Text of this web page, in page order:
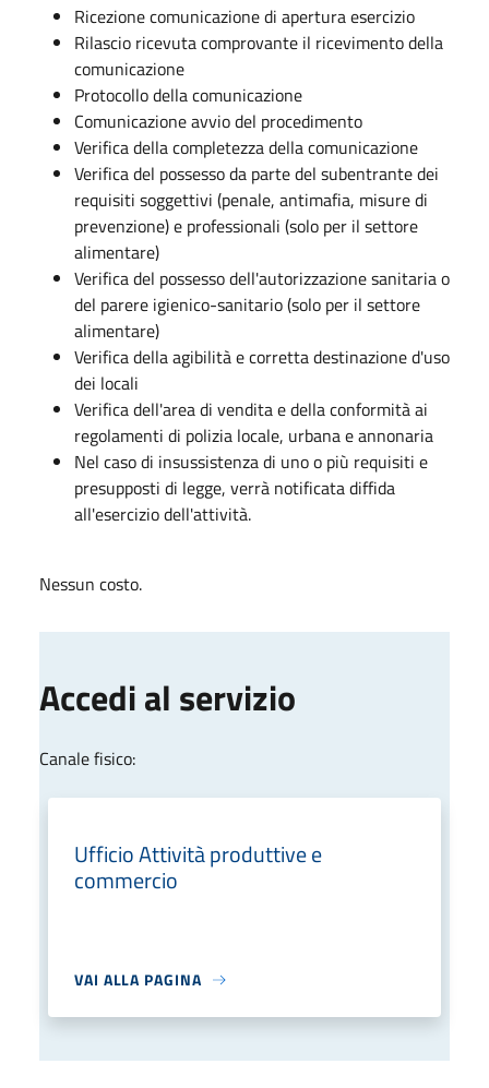
Ricezione comunicazione di apertura esercizio
Rilascio ricevuta comprovante il ricevimento della
comunicazione
Protocollo della comunicazione
Comunicazione avvio del procedimento
Verifica della completezza della comunicazione
Verifica del possesso da parte del subentrante dei
requisiti soggettivi (penale, antimafia, misure di
prevenzione) e professionali (solo per il settore
alimentare)
Verifica del possesso dell'autorizzazione sanitaria o
del parere igienico-sanitario (solo per il settore
alimentare)
Verifica della agibilità e corretta destinazione d'uso
dei locali
Verifica dell'area di vendita e della conformità ai
regolamenti di polizia locale, urbana e annonaria
Nel caso di insussistenza di uno o più requisiti e
presupposti di legge, verrà notificata diffida
all'esercizio dell'attività.
Nessun costo.
Accedi al servizio
Canale fisico:
Ufficio Attività produttive e
commercio
VAI ALLA PAGINA